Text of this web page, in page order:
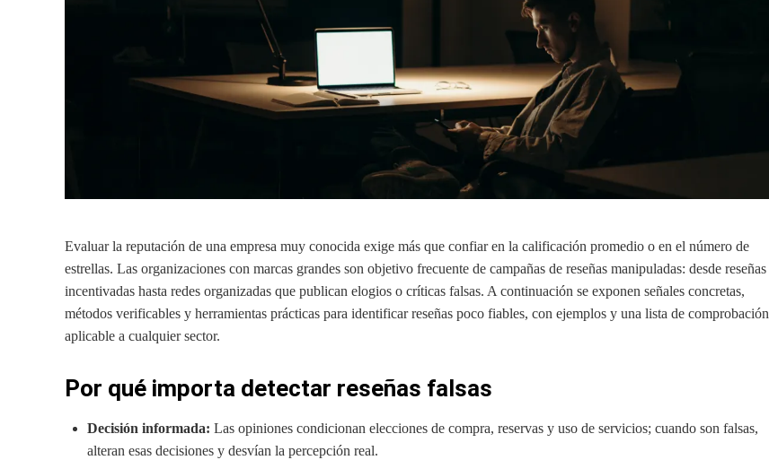
Evaluar la reputación de una empresa muy conocida exige más que confiar en la calificación promedio o en el número de
estrellas. Las organizaciones con marcas grandes son objetivo frecuente de campañas de reseñas manipuladas: desde reseñas
incentivadas hasta redes organizadas que publican elogios o críticas falsas. A continuación se exponen señales concretas,
métodos verificables y herramientas prácticas para identificar reseñas poco fiables, con ejemplos y una lista de comprobación
aplicable a cualquier sector.
Por qué importa detectar reseñas falsas
Decisión informada: Las opiniones condicionan elecciones de compra, reservas y uso de servicios; cuando son falsas,
alteran esas decisiones y desvían la percepción real.